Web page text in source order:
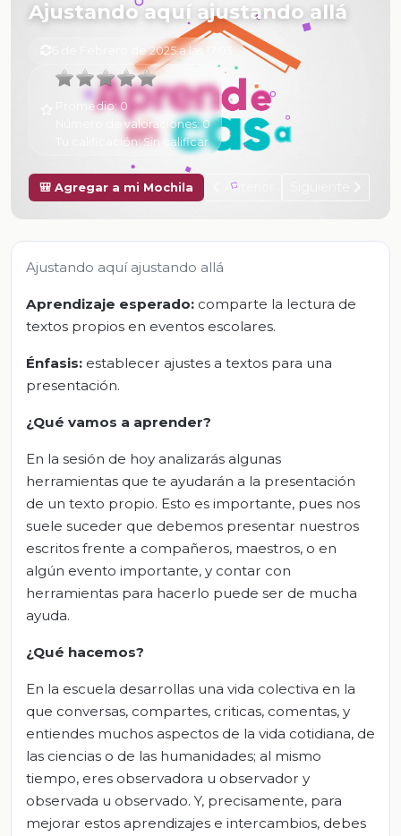
Ajustando aquí ajustando allá
6 de Febrero de 2025 a las 17:03
Promedio:0
Número de valoraciones:0
Tu calificación:Sin calificar
🎒 Agregar a mi Mochila Anterior
Ajustando aquí ajustando allá
Aprendizaje esperado: comparte la lectura de
textos propios en eventos escolares.
Énfasis: establecer ajustes a textos para una
presentación.
¿Qué vamos a aprender?
En la sesión de hoy analizarás algunas
herramientas que te ayudarán a la presentación
de un texto propio. Esto es importante, pues nos
suele suceder que debemos presentar nuestros
escritos frente a compañeros, maestros, o en
algún evento importante, y contar con
herramientas para hacerlo puede ser de mucha
ayuda.
¿Qué hacemos?
En la escuela desarrollas una vida colectiva en la
que conversas, compartes, criticas, comentas, y
entiendes muchos aspectos de la vida cotidiana, de
las ciencias o de las humanidades; al mismo
tiempo, eres observadora u observador y
observada u observado. Y, precisamente, para
mejorar estos aprendizajes e intercambios, debes